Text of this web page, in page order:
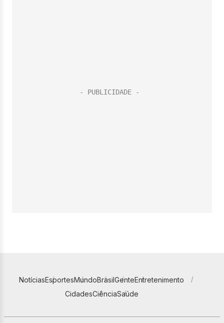
NotíciasEsportesMundoBrasilGenteEntretenimento
CidadesCiênciaSaúde